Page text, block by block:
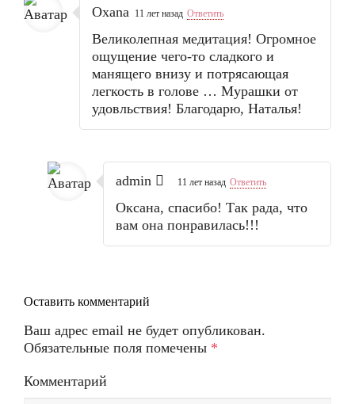
Oxana 11 лет назад Ответить
Великолепная медитация! Огромное
ощущение чего-то сладкого и
манящего внизу и потрясающая
легкость в голове … Мурашки от
удовльствия! Благодарю, Наталья!
admin 11 лет назад Ответить
Оксана, спасибо! Так рада, что
вам она понравилась!!!
Оставить комментарий
Ваш адрес email не будет опубликован.
Обязательные поля помечены *
Комментарий